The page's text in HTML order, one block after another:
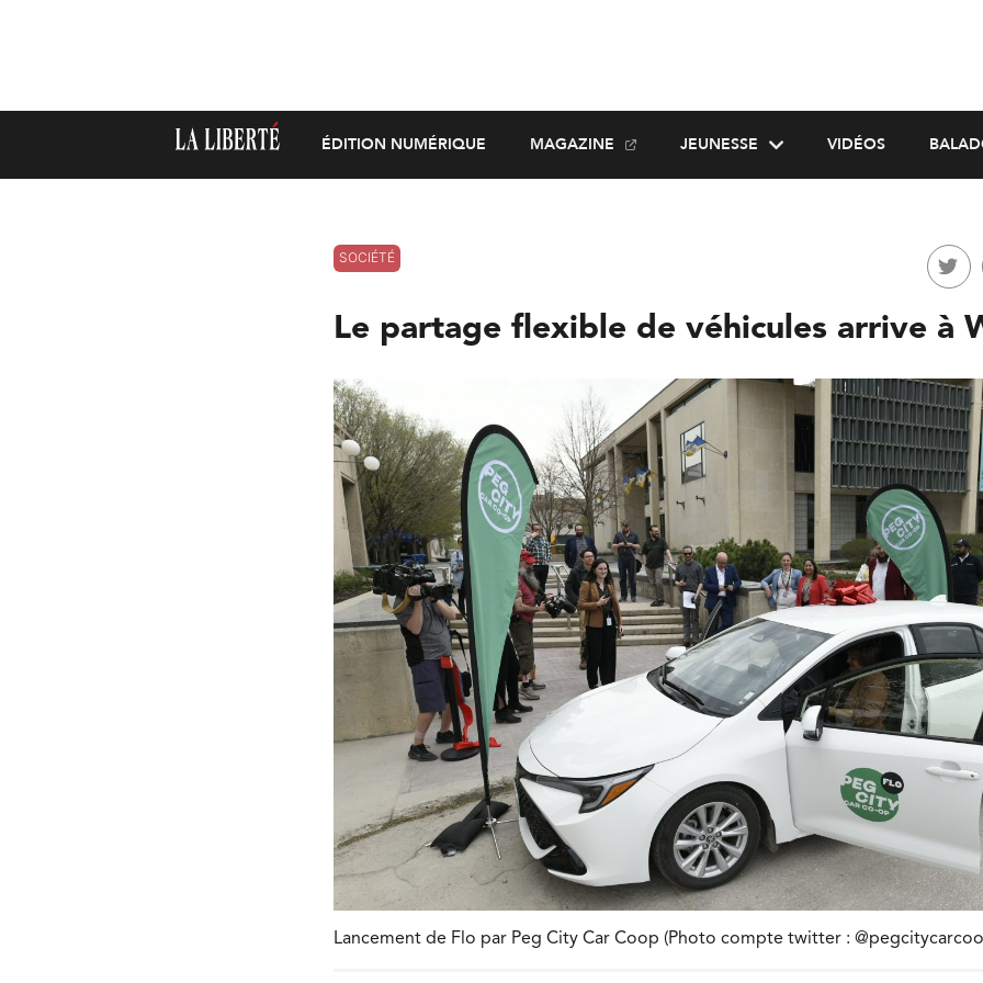
ÉDITION NUMÉRIQUE MAGAZINE JEUNESSE VIDÉOS
SOCIÉTÉ
Le partage flexible de véhicules arrive à
Lancement de Flo par Peg City Car Coop (Photo compte twitter :